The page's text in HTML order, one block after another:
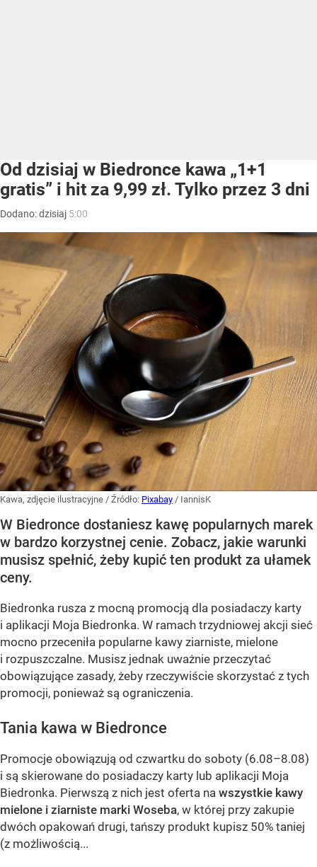
Od dzisiaj w Biedronce kawa „1+1
gratis” i hit za 9,99 zł. Tylko przez 3 dni
Dodano:dzisiaj 5:00
Kawa, zdjęcie ilustracyjne / Źródło: Pixabay / IannisK
W Biedronce dostaniesz kawę popularnych marek
w bardzo korzystnej cenie. Zobacz, jakie warunki
musisz spełnić, żeby kupić ten produkt za ułamek
ceny.
Biedronka rusza z mocną promocją dla posiadaczy karty
i aplikacji Moja Biedronka. W ramach trzydniowej akcji sieć
mocno przeceniła popularne kawy ziarniste, mielone
i rozpuszczalne. Musisz jednak uważnie przeczytać
obowiązujące zasady, żeby rzeczywiście skorzystać z tych
promocji, ponieważ są ograniczenia.
Tania kawa w Biedronce
Promocje obowiązują od czwartku do soboty (6.08–8.08)
i są skierowane do posiadaczy karty lub aplikacji Moja
Biedronka. Pierwszą z nich jest oferta na wszystkie kawy
mielone i ziarniste marki Woseba, w której przy zakupie
dwóch opakowań drugi, tańszy produkt kupisz 50% taniej
(z możliwością...